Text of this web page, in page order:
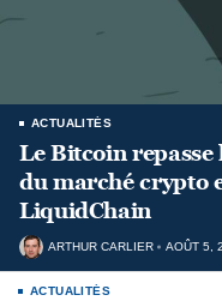
ACTUALITÉS
Le Bitcoin
du marché crypto
LiquidChain
ARTHUR CARLIER AOÛT 5,
ACTUALITÉS